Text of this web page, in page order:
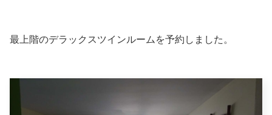
最上階のデラックスツインルームを予約しました。